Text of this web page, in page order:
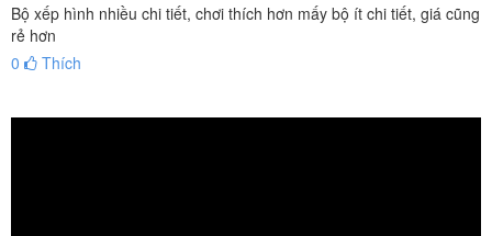
Bộ xếp hình nhiều chi tiết, chơi thích hơn mấy bộ ít chi tiết, giá cũng
rẻ hơn
0
Thích